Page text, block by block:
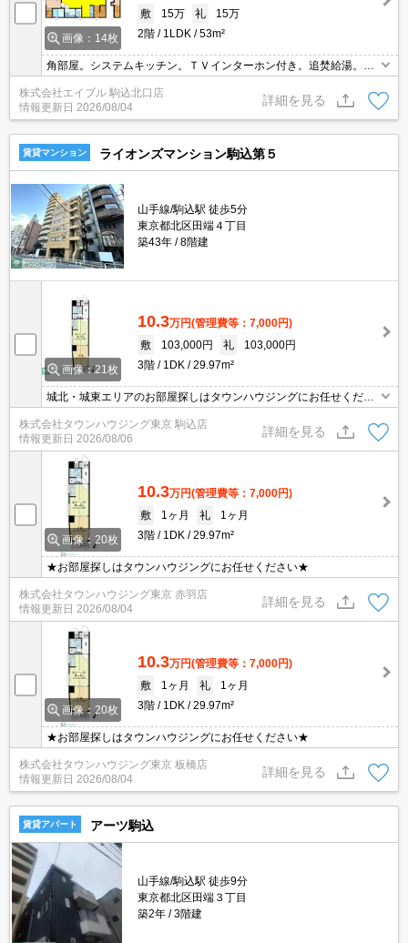
画像：14枚
敷
15万 礼
15万
2階
1LDK 53m²
角部屋。システムキッチン。ＴＶインターホン付き。追焚給湯。退
去時の清掃費実費。
株式会社エイブル 駒込北口店
情報更新日 2026/08/04
詳細を見る
賃貸マンション ライオンズマンション駒込第５
山手線/駒込駅 徒歩5分
東京都北区田端４丁目
築43年
8階建
画像：21枚
10.3万円(管理費等：7,000円)
敷
103,000円 礼
103,000円
3階
1DK 29.97m²
城北・城東エリアのお部屋探しはタウンハウジングにお任せくださ
い。エリアを詳しいスタッフがご対応させて頂きます。
株式会社タウンハウジング東京 駒込店
情報更新日 2026/08/06
詳細を見る
画像：20枚
10.3万円(管理費等：7,000円)
敷
1ヶ月 礼
1ヶ月
3階
1DK 29.97m²
★お部屋探しはタウンハウジングにお任せください★
株式会社タウンハウジング東京 赤羽店
情報更新日 2026/08/04
詳細を見る
画像：20枚
10.3万円(管理費等：7,000円)
敷
1ヶ月 礼
1ヶ月
3階
1DK 29.97m²
★お部屋探しはタウンハウジングにお任せください★
株式会社タウンハウジング東京 板橋店
情報更新日 2026/08/04
詳細を見る
賃貸アパート アーツ駒込
山手線/駒込駅 徒歩9分
東京都北区田端３丁目
築2年
3階建